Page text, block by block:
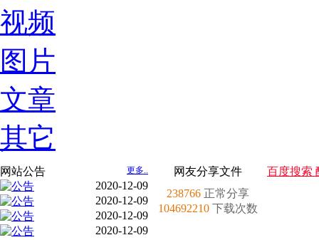
视频
图片
文章
其它
更多..
网站公告
2020-12-09
2020-12-09
2020-12-09
2020-12-09
网友分享文件
238766 正常分享
104692210 下载次数
百度搜索